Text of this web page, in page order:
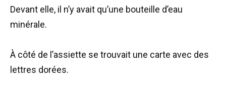
Devant elle, il n’y avait qu’une bouteille d’eau
minérale.
À côté de l’assiette se trouvait une carte avec des
lettres dorées.